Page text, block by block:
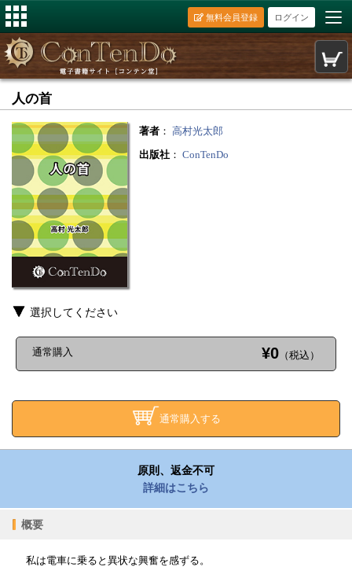
ログイン
無料会員登録
人の首
著者 ： 高村光太郎
出版社 ： ConTenDo
選択してください
通常購入 ¥0 （税込）
通常購入する
原則、返金不可
詳細はこちら
概要
私は電車に乗ると異状な興奮を感ずる。